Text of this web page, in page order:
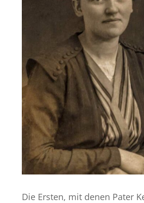
Die Ersten, mit denen Pater